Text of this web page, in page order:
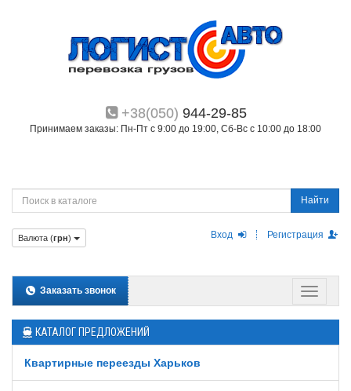
+38(050) 944-29-85
Принимаем заказы: Пн-Пт с 9:00 до 19:00, Сб-Вс с 10:00 до 18:00
Найти
Вход Регистрация
Валюта (грн)
Заказать звонок
КАТАЛОГ ПРЕДЛОЖЕНИЙ
Квартирные переезды Харьков